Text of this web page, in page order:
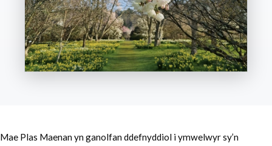
Mae Plas Maenan yn ganolfan ddefnyddiol i ymwelwyr sy’n